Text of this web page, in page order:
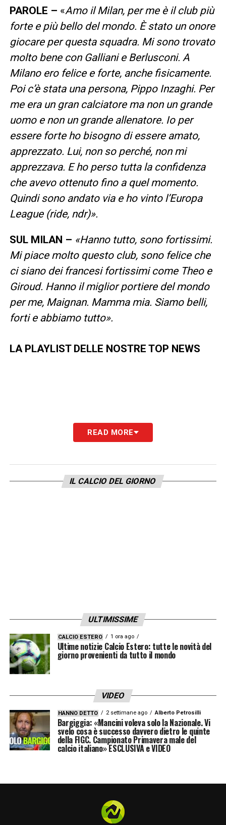
PAROLE – «Amo il Milan, per me è il club più
forte e più bello del mondo. È stato un onore
giocare per questa squadra. Mi sono trovato
molto bene con Galliani e Berlusconi. A
Milano ero felice e forte, anche fisicamente.
Poi c’è stata una persona, Pippo Inzaghi. Per
me era un gran calciatore ma non un grande
uomo e non un grande allenatore. Io per
essere forte ho bisogno di essere amato,
apprezzato. Lui, non so perché, non mi
apprezzava. E ho perso tutta la confidenza
che avevo ottenuto fino a quel momento.
Quindi sono andato via e ho vinto l’Europa
League (ride, ndr)».
SUL MILAN – «Hanno tutto, sono fortissimi.
Mi piace molto questo club, sono felice che
ci siano dei francesi fortissimi come Theo e
Giroud. Hanno il miglior portiere del mondo
per me, Maignan. Mamma mia. Siamo belli,
forti e abbiamo tutto».
LA PLAYLIST DELLE NOSTRE TOP NEWS
READ MORE
IL CALCIO DEL GIORNO
ULTIMISSIME
CALCIO ESTERO 1 ora ago
Ultime notizie Calcio Estero: tutte le novità del
giorno provenienti da tutto il mondo
VIDEO
HANNO DETTO 2 settimane ago Alberto Petrosilli
Bargiggia: «Mancini voleva solo la Nazionale. Vi
svelo cosa è successo davvero dietro le quinte
della FIGC. Campionato Primavera male del
calcio italiano» ESCLUSIVA e VIDEO